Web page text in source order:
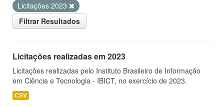
Licitações 2023
Filtrar Resultados
Licitações realizadas em 2023
Licitações realizadas pelo Instituto Brasileiro de Informação
em Ciência e Tecnologia - IBICT, no exercício de 2023.
CSV